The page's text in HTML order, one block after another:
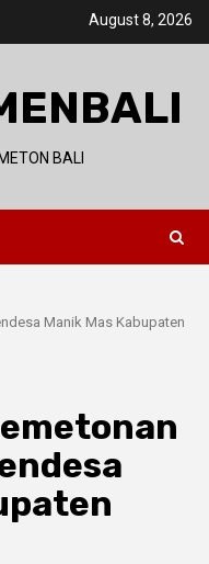
August 8, 2026
BALI
Manik Mas Kabupaten